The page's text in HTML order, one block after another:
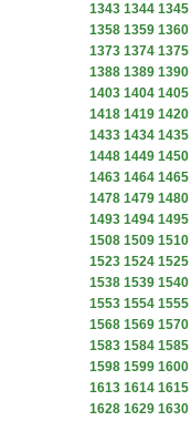
1343 1344 1345
1358 1359 1360
1373 1374 1375
1388 1389 1390
1403 1404 1405
1418 1419 1420
1433 1434 1435
1448 1449 1450
1463 1464 1465
1478 1479 1480
1493 1494 1495
1508 1509 1510
1523 1524 1525
1538 1539 1540
1553 1554 1555
1568 1569 1570
1583 1584 1585
1598 1599 1600
1613 1614 1615
1628 1629 1630